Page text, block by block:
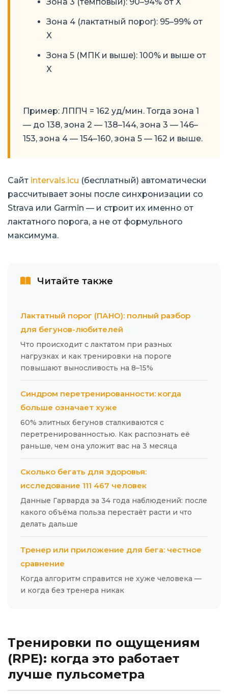
Зона 4 (лактатный порог): 95–99% от
X
Зона 5 (МПК и выше): 100% и выше от
X
Пример: ЛППЧ = 162 уд/мин. Тогда зона 1
— до 138, зона 2 — 138–144, зона 3 — 146–
153, зона 4 — 154–160, зона 5 — 162 и выше.
Сайт intervals.icu (бесплатный) автоматически
рассчитывает зоны после синхронизации со
Strava или Garmin — и строит их именно от
лактатного порога, а не от формульного
максимума.
Читайте также
Лактатный порог (ПАНО): полный разбор
для бегунов-любителей
Что происходит с лактатом при разных
нагрузках и как тренировки на пороге
повышают выносливость на 8–15%
Синдром перетренированности: когда
больше означает хуже
60% элитных бегунов сталкиваются с
перетренированностью. Как распознать её
раньше, чем она уложит вас на 3 месяца
Сколько бегать для здоровья:
исследование 111 467 человек
Данные Гарварда за 34 года наблюдений: после
какого объёма польза перестаёт расти и что
делать дальше
Тренер или приложение для бега: честное
сравнение
Когда алгоритм справится не хуже человека —
и когда без тренера никак
Тренировки по ощущениям
(RPE): когда это работает
лучше пульсометра